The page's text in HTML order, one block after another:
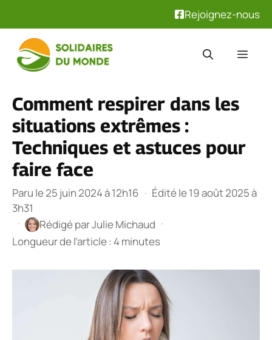
Rejoignez-nous
contenu
Comment respirer dans les
situations extrêmes :
Techniques et astuces pour
faire face
Paru le 25 juin 2024 à 12h16 · Édité le 19 août 2025 à
3h31
·
Rédigé parJulie Michaud ·
Longueur de l’article : 4 minutes